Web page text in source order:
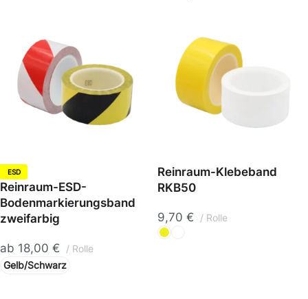
ESD
Reinraum-ESD-
Bodenmarkierungsband
zweifarbig
ab 18,00 € Rolle
Gelb/Schwarz
Reinraum-Klebeband
RKB50
9,70 € Rolle